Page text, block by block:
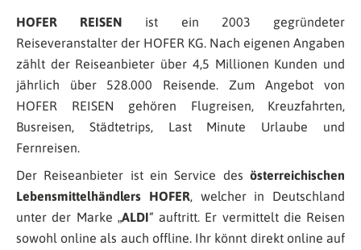
HOFER REISEN ist ein 2003 gegründeter
Reiseveranstalter der HOFER KG. Nach eigenen Angaben
zählt der Reiseanbieter über 4,5 Millionen Kunden und
jährlich über 528.000 Reisende. Zum Angebot von
HOFER REISEN gehören Flugreisen, Kreuzfahrten,
Busreisen, Städtetrips, Last Minute Urlaube und
Fernreisen.
Der Reiseanbieter ist ein Service des österreichischen
Lebensmittelhändlers HOFER, welcher in Deutschland
unter der Marke „ALDI“ auftritt. Er vermittelt die Reisen
sowohl online als auch offline. Ihr könnt direkt online auf